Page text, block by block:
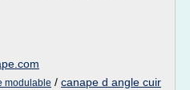
modulable / canape d angle cuir